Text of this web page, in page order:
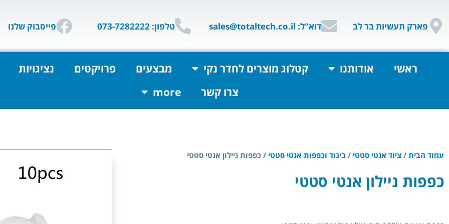
פארק תעשיות בר לב דוא"ל: sales@totaltech.co.il טלפון: 073-7282222 פייסבוק שלנו
ראשי אודותנו קטלוג מוצרים לחדר נקי מבצעים פרויקטים נציגויות
צרו קשר
more
עמוד הבית / ציוד אנטי סטטי / ביגוד וכפפות אנטי סטטי / כפפות ניילון אנטי סטטי
כפפות ניילון אנטי סטטי